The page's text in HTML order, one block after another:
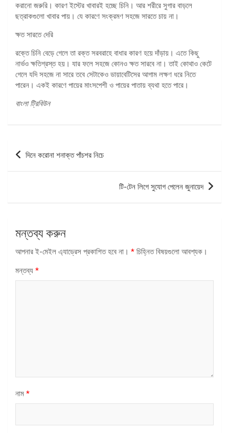
করানো জরুরি। কারণ ইস্টের খাবারই হচ্ছে চিনি। আর শরীরে সুগার বাড়লে
ছত্রাকগুলো খাবার পায়। যে কারণে সংক্রমণ সহজে সারতে চায় না।
ক্ষত সারতে দেরি
রক্তে চিনি বেড়ে গেলে তা রক্ত সরবরাহে বাধার কারণ হয়ে দাঁড়ায়। এতে কিছু
নার্ভও ক্ষতিগ্রস্ত হয়। যার ফলে সহজে কোনও ক্ষত সারবে না। তাই কোথাও কেটে
গেলে যদি সহজে না সারে তবে সেটাকেও ডায়াবেটিসের আগাম লক্ষণ ধরে নিতে
পারেন। একই কারণে পায়ের মাংসপেশী ও পায়ের পাতায় ব্যথা হতে পারে।
বাংলা ট্রিবিউন
পোস্ট
দিনে করোনা শনাক্ত পাঁচশর নিচে
টি-টেন লিগে সুযোগ পেলেন জুনায়েদ
মন্তব্য করুন
আপনার ই-মেইল এ্যাড্রেস প্রকাশিত হবে না। * চিহ্নিত বিষয়গুলো আবশ্যক।
মন্তব্য *
নাম *